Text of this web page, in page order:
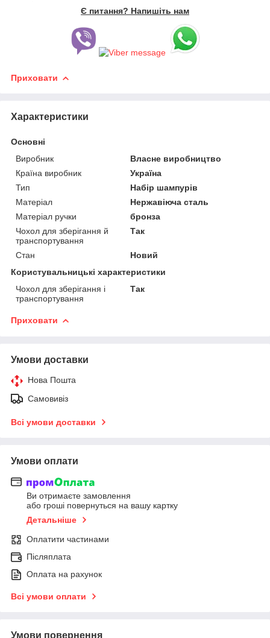
Є питання? Напишіть нам
Приховати
Характеристики
Основні
Виробник
Власне виробництво
Країна виробник
Україна
Тип
Набір шампурів
Матеріал
Нержавіюча сталь
Матеріал ручки
бронза
Чохол для зберігання й
транспортування
Так
Стан
Новий
Користувальницькі характеристики
Чохол для зберігання і
транспортування
Так
Приховати
Умови доставки
Нова Пошта
Самовивіз
Всі умови доставки
Умови оплати
Ви отримаєте замовлення
або гроші повернуться на вашу картку
Детальніше
Оплатити частинами
Післяплата
Оплата на рахунок
Всі умови оплати
Умови повернення